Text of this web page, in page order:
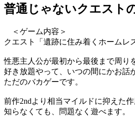
普通じゃないクエスト
＜ゲーム内容＞
クエスト「遺跡に住み着くホームレ
性悪主人公が最初から最後まで周り
好き放題やって、いつの間にかお話
ただのバカゲーです。
前作2ndより相当マイルドに抑えた作
知らなくても、問題なく遊べます。